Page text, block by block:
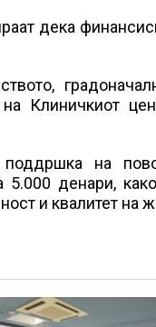
дека
Клиничкиот
на
5.000 денари,
и квалитет